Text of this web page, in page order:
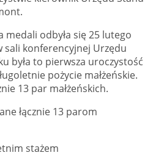
medali odbyła się 25 lutego
sali konferencyjnej Urzędu
była to pierwsza uroczystość
pożycie małżeńskie.
13 par małżeńskich.
łącznie 13 parom
stażem